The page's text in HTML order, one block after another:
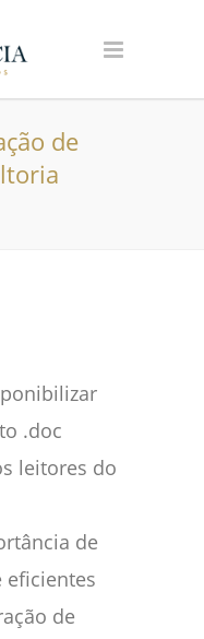
de
.doc
leitores do
de
eficientes
de